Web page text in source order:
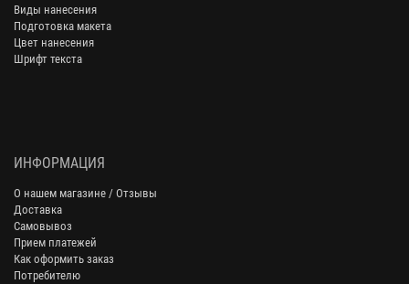
Виды нанесения
Подготовка макета
Цвет нанесения
Шрифт текста
ИНФОРМАЦИЯ
О нашем магазине / Отзывы
Доставка
Самовывоз
Прием платежей
Как оформить заказ
Потребителю